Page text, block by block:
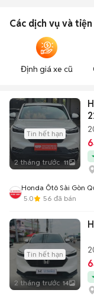
Các dịch vụ và tiện
Định giá xe cũ
Tin hết hạn
2 tháng trước 11
Honda Ôtô Sài Gòn
5.0
56 đã bán
Tin hết hạn
2 tháng trước 14